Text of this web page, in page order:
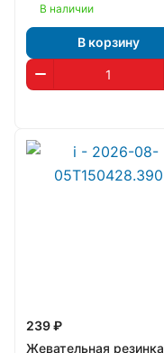
В наличии
В корзину
239 ₽
Жевательная резинка